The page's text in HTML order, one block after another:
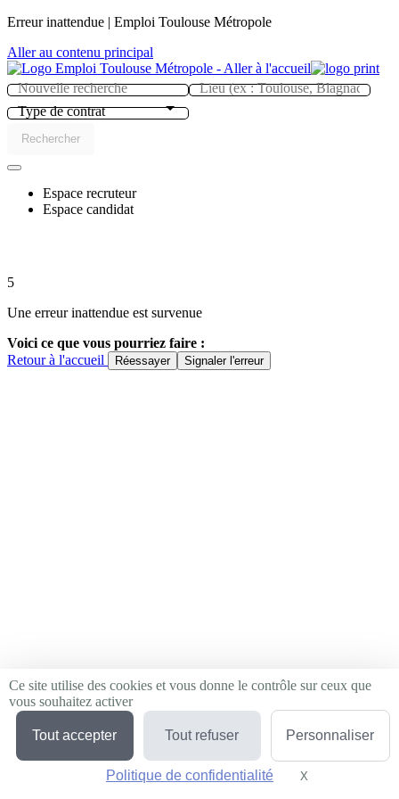
Erreur inattendue | Emploi Toulouse Métropole
Aller au contenu principal
Type de contrat
Rechercher
Espace recruteur
Espace candidat
5
Une erreur inattendue est survenue
Voici ce que vous pourriez faire :
Retour à l'accueil
Réessayer Signaler l'erreur
Ce site utilise des cookies et vous donne le contrôle sur ceux que
vous souhaitez activer
Tout accepter Tout refuser Personnaliser
Politique de confidentialité X